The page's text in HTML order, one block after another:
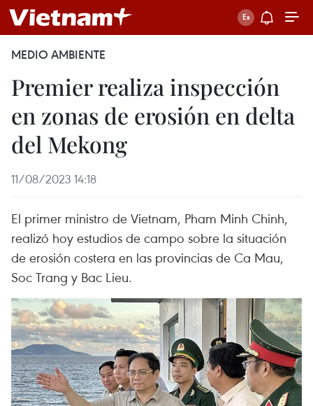
MEDIO AMBIENTE
Premier realiza inspección
en zonas de erosión en delta
del Mekong
11/08/2023 14:18
El primer ministro de Vietnam, Pham Minh Chinh,
realizó hoy estudios de campo sobre la situación
de erosión costera en las provincias de Ca Mau,
Soc Trang y Bac Lieu.